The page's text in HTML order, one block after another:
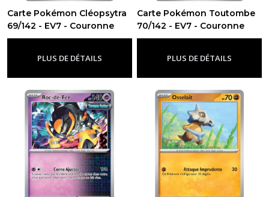
Carte Pokémon Cléopsytra
69/142 - EV7 - Couronne
Stellaire-Ev7 - Couronne Stellaire
PLUS DE DÉTAILS
Carte Pokémon Toutombe
70/142 - EV7 - Couronne
Stellaire-Ev7 - Couronne Stellaire
PLUS DE DÉTAILS